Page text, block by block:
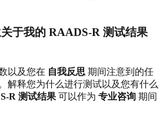
于我的 RAADS-R 测试结果
以及您在 自我反思 期间注意到的任
解释您为什么进行测试以及您有什么
R 测试结果 可以作为 专业咨询 期间